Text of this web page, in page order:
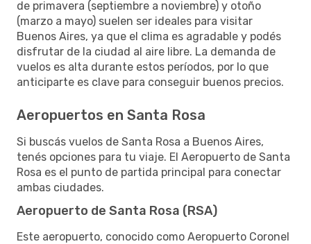
de primavera (septiembre a noviembre) y otoño
(marzo a mayo) suelen ser ideales para visitar
Buenos Aires, ya que el clima es agradable y podés
disfrutar de la ciudad al aire libre. La demanda de
vuelos es alta durante estos períodos, por lo que
anticiparte es clave para conseguir buenos precios.
Aeropuertos en Santa Rosa
Si buscás vuelos de Santa Rosa a Buenos Aires,
tenés opciones para tu viaje. El Aeropuerto de Santa
Rosa es el punto de partida principal para conectar
ambas ciudades.
Aeropuerto de Santa Rosa (RSA)
Este aeropuerto, conocido como Aeropuerto Coronel